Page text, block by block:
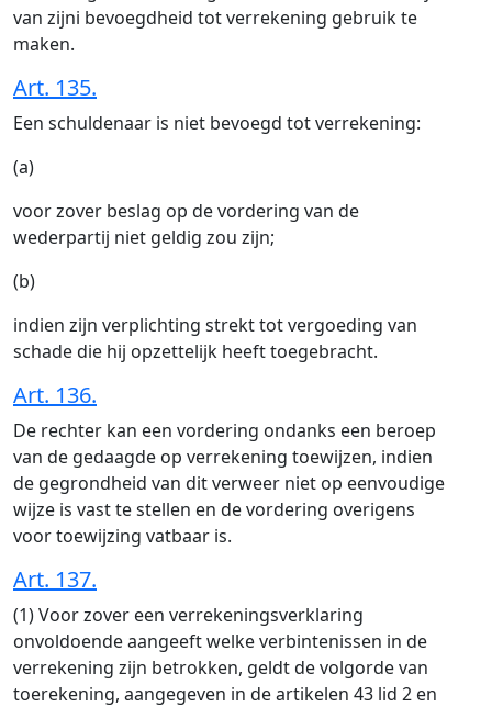
van zijni bevoegdheid tot verrekening gebruik te
maken.
Art. 135.
Een schuldenaar is niet bevoegd tot verrekening:
(a)
voor zover beslag op de vordering van de
wederpartij niet geldig zou zijn;
(b)
indien zijn verplichting strekt tot vergoeding van
schade die hij opzettelijk heeft toegebracht.
Art. 136.
De rechter kan een vordering ondanks een beroep
van de gedaagde op verrekening toewijzen, indien
de gegrondheid van dit verweer niet op eenvoudige
wijze is vast te stellen en de vordering overigens
voor toewijzing vatbaar is.
Art. 137.
(1) Voor zover een verrekeningsverklaring
onvoldoende aangeeft welke verbintenissen in de
verrekening zijn betrokken, geldt de volgorde van
toerekening, aangegeven in de artikelen 43 lid 2 en